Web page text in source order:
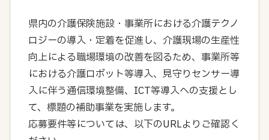
県内の介護保険施設・事業所における介護テクノ
ロジーの導入・定着を促進し、介護現場の生産性
向上による職場環境の改善を図るため、事業所等
における介護ロボット等導入、見守りセンサー導
入に伴う通信環境整備、ICT等導入への支援とし
て、標題の補助事業を実施します。
応募要件等については、以下のURLよりご確認く